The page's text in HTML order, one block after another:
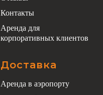
Контакты
Аренда для
корпоративных клиентов
Доставка
Аренда в аэропорту